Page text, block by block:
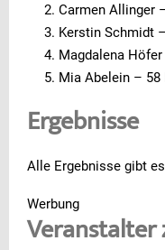
Carmen Allinger
Kerstin Schmidt
Magdalena
Mia Abelein – 58
Ergebnisse
Alle Ergebnisse gibt
Werbung
Veranstalter